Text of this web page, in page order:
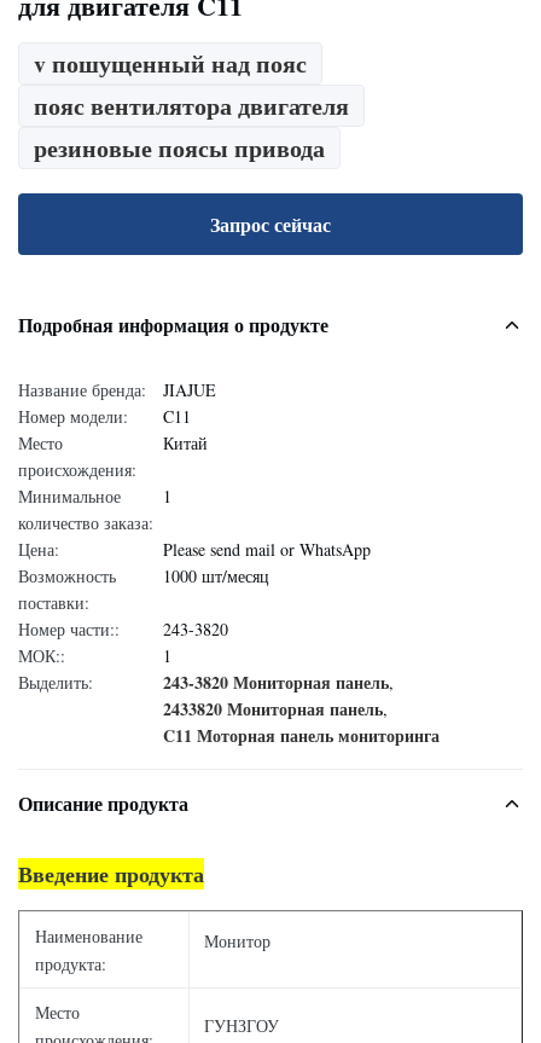
v пошущенный над пояс
пояс вентилятора двигателя
резиновые поясы привода
Запрос сейчас
Подробная информация о продукте
Название бренда:
JIAJUE
Номер модели:
C11
Место
происхождения:
Китай
Минимальное
количество заказа:
1
Цена:
Please send mail or WhatsApp
Возможность
поставки:
1000 шт/месяц
Номер части::
243-3820
МОК::
1
Выделить:
243-3820 Мониторная панель,
2433820 Мониторная панель,
C11 Моторная панель мониторинга
Описание продукта
Введение продукта
Наименование
продукта:
Монитор
Место
ГУНЗГОУ